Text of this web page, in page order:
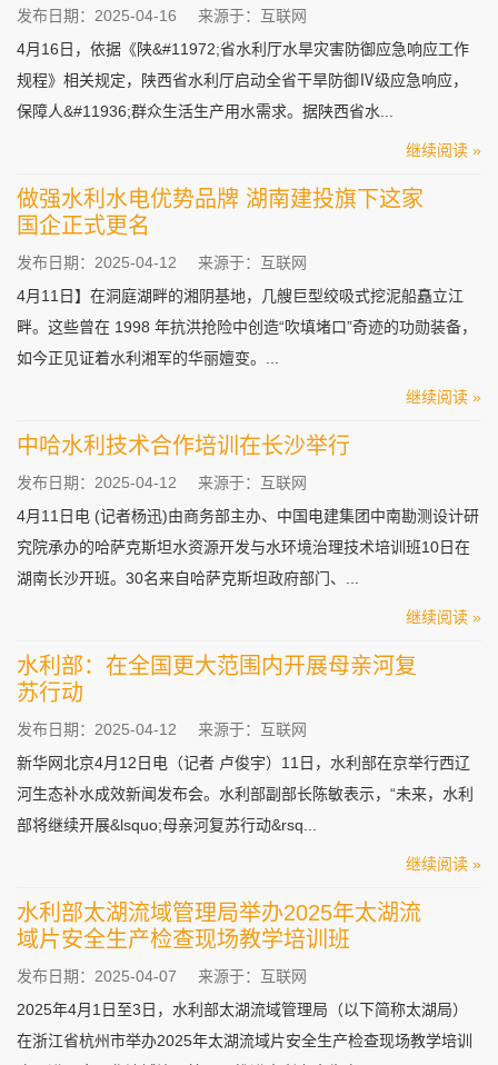
发布日期：2025-04-16
来源于：互联网
4月16日，依据《陕&#11972;省水利厅水旱灾害防御应急响应工作
规程》相关规定，陕西省水利厅启动全省干旱防御Ⅳ级应急响应，
保障人&#11936;群众生活生产用水需求。据陕西省水...
继续阅读 »
做强水利水电优势品牌 湖南建投旗下这家
国企正式更名
发布日期：2025-04-12
来源于：互联网
4月11日】在洞庭湖畔的湘阴基地，几艘巨型绞吸式挖泥船矗立江
畔。这些曾在 1998 年抗洪抢险中创造“吹填堵口”奇迹的功勋装备，
如今正见证着水利湘军的华丽嬗变。...
继续阅读 »
中哈水利技术合作培训在长沙举行
发布日期：2025-04-12
来源于：互联网
4月11日电 (记者杨迅)由商务部主办、中国电建集团中南勘测设计研
究院承办的哈萨克斯坦水资源开发与水环境治理技术培训班10日在
湖南长沙开班。30名来自哈萨克斯坦政府部门、...
继续阅读 »
水利部：在全国更大范围内开展母亲河复
苏行动
发布日期：2025-04-12
来源于：互联网
新华网北京4月12日电（记者 卢俊宇）11日，水利部在京举行西辽
河生态补水成效新闻发布会。水利部副部长陈敏表示，“未来，水利
部将继续开展&lsquo;母亲河复苏行动&rsq...
继续阅读 »
水利部太湖流域管理局举办2025年太湖流
域片安全生产检查现场教学培训班
发布日期：2025-04-07
来源于：互联网
2025年4月1日至3日，水利部太湖流域管理局（以下简称太湖局）
在浙江省杭州市举办2025年太湖流域片安全生产检查现场教学培训